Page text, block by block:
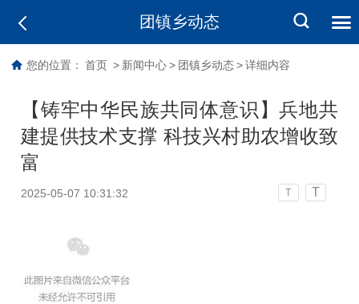
团镇乡动态
您的位置： 首页 > 新闻中心 > 团镇乡动态 > 详细内容
【铸牢中华民族共同体意识】兵地共
建提供技术支撑 科技兴村助农增收致
富
2025-05-07 10:31:32 T T